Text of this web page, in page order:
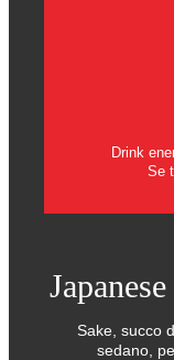
Drink
Se
Sake, succo
sedano,